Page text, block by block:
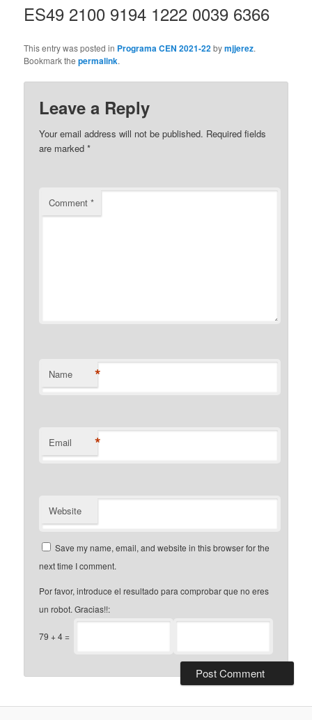
ES49 2100 9194 1222 0039 6366
This entry was posted in Programa CEN 2021-22bymjjerez.
Bookmark thepermalink.
Leave a Reply
Your email address will not be published. Required fields
are marked*
Comment*
Name *
Email *
Website
Save my name, email, and website in this browser for the
next time I comment.
Por favor, introduce el resultado para comprobar que no eres
un robot. Gracias!!:
79 +4=